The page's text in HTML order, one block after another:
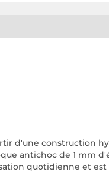
d'une construction
antichoc de 1 mm
quotidienne et